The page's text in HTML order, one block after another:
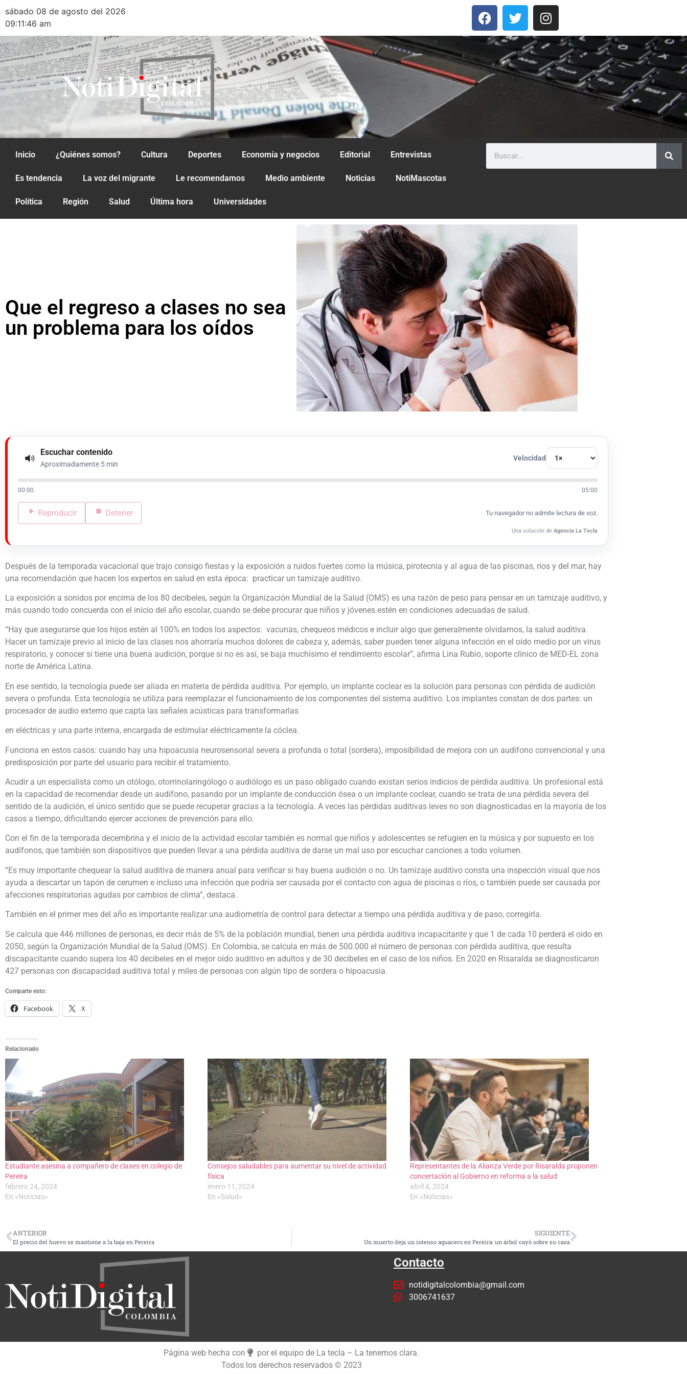
sábado 08 de agosto del 2026
09:11:46 am
Inicio ¿Quiénes somos? Cultura Deportes Economía y negocios Editorial Entrevistas
Es tendencia La voz del migrante Le recomendamos Medio ambiente Noticias NotiMascotas
Política Región Salud Última hora Universidades
Que el regreso a clases no sea
un problema para los oídos
Escuchar contenido
Aproximadamente 5 min
Velocidad
00:00 05:00
Reproducir Detener Tu navegador no admite lectura de voz.
Una solución de Agencia La Tecla
Después de la temporada vacacional que trajo consigo fiestas y la exposición a ruidos fuertes como la música, pirotecnia y al agua de las piscinas, ríos y del mar, hay
una recomendación que hacen los expertos en salud en esta época: practicar un tamizaje auditivo.
La exposición a sonidos por encima de los 80 decibeles, según la Organización Mundial de la Salud (OMS) es una razón de peso para pensar en un tamizaje auditivo, y
más cuando todo concuerda con el inicio del año escolar, cuando se debe procurar que niños y jóvenes estén en condiciones adecuadas de salud.
“Hay que asegurarse que los hijos estén al 100% en todos los aspectos: vacunas, chequeos médicos e incluir algo que generalmente olvidamos, la salud auditiva.
Hacer un tamizaje previo al inicio de las clases nos ahorraría muchos dolores de cabeza y, además, saber pueden tener alguna infección en el oído medio por un virus
respiratorio, y conocer si tiene una buena audición, porque si no es así, se baja muchísimo el rendimiento escolar”, afirma Lina Rubio, soporte clínico de MED-EL zona
norte de América Latina.
En ese sentido, la tecnología puede ser aliada en materia de pérdida auditiva. Por ejemplo, un implante coclear es la solución para personas con pérdida de audición
severa o profunda. Esta tecnología se utiliza para reemplazar el funcionamiento de los componentes del sistema auditivo. Los implantes constan de dos partes: un
procesador de audio externo que capta las señales acústicas para transformarlas
en eléctricas y una parte interna, encargada de estimular eléctricamente la cóclea.
Funciona en estos casos: cuando hay una hipoacusia neurosensorial severa a profunda o total (sordera), imposibilidad de mejora con un audífono convencional y una
predisposición por parte del usuario para recibir el tratamiento.
Acudir a un especialista como un otólogo, otorrinolaringólogo o audiólogo es un paso obligado cuando existan serios indicios de pérdida auditiva. Un profesional está
en la capacidad de recomendar desde un audífono, pasando por un implante de conducción ósea o un implante coclear, cuando se trata de una pérdida severa del
sentido de la audición, el único sentido que se puede recuperar gracias a la tecnología. A veces las pérdidas auditivas leves no son diagnosticadas en la mayoría de los
casos a tiempo, dificultando ejercer acciones de prevención para ello.
Con el fin de la temporada decembrina y el inicio de la actividad escolar también es normal que niños y adolescentes se refugien en la música y por supuesto en los
audífonos, que también son dispositivos que pueden llevar a una pérdida auditiva de darse un mal uso por escuchar canciones a todo volumen.
“Es muy importante chequear la salud auditiva de manera anual para verificar si hay buena audición o no. Un tamizaje auditivo consta una inspección visual que nos
ayuda a descartar un tapón de cerumen e incluso una infección que podría ser causada por el contacto con agua de piscinas o ríos, o también puede ser causada por
afecciones respiratorias agudas por cambios de clima”, destaca.
También en el primer mes del año es importante realizar una audiometría de control para detectar a tiempo una pérdida auditiva y de paso, corregirla.
Se calcula que 446 millones de personas, es decir más de 5% de la población mundial, tienen una pérdida auditiva incapacitante y que 1 de cada 10 perderá el oído en
2050, según la Organización Mundial de la Salud (OMS). En Colombia, se calcula en más de 500.000 el número de personas con pérdida auditiva, que resulta
discapacitante cuando supera los 40 decibeles en el mejor oído auditivo en adultos y de 30 decibeles en el caso de los niños. En 2020 en Risaralda se diagnosticaron
427 personas con discapacidad auditiva total y miles de personas con algún tipo de sordera o hipoacusia.
Comparte esto:
Facebook X
Relacionado
Estudiante asesina a compañero de clases en colegio de
Pereira
febrero 24, 2024
En «Noticias»
Consejos saludables para aumentar su nivel de actividad
física
enero 11, 2024
En «Salud»
Representantes de la Alianza Verde por Risaralda proponen
concertación al Gobierno en reforma a la salud
abril 4, 2024
En «Noticias»
ANTERIOR
El precio del huevo se mantiene a la baja en Pereira
SIGUIENTE
Un muerto deja un intenso aguacero en Pereira: un árbol cayó sobre su casa
Contacto
notidigitalcolombia@gmail.com
3006741637
Página web hecha con
por el equipo de La tecla – La tenemos clara.
Todos los derechos reservados © 2023